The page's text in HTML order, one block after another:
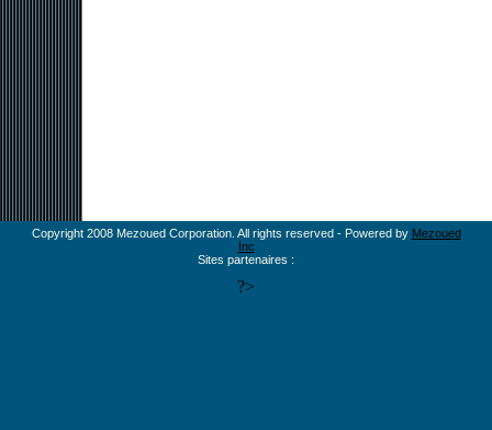
Copyright 2008 Mezoued Corporation. All rights reserved - Powered by Mezoued
Inc
Sites partenaires :
?>